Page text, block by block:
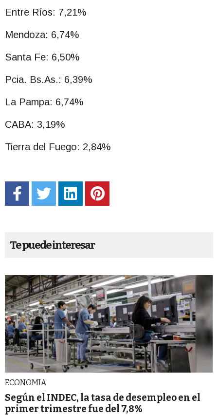
Entre Ríos: 7,21%
Mendoza: 6,74%
Santa Fe: 6,50%
Pcia. Bs.As.: 6,39%
La Pampa: 6,74%
CABA: 3,19%
Tierra del Fuego: 2,84%
Te puede interesar
ECONOMIA
Según el INDEC, la tasa de desempleo en el
primer trimestre fue del 7,8%